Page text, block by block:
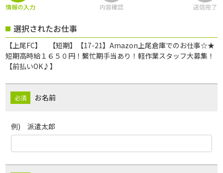
情報の入力 内容確認 送信完了
選択されたお仕事
【上尾FC】 【短期】【17-21】Amazon上尾倉庫でのお仕事☆★
短期高時給１６５０円！繫忙期手当あり！軽作業スタッフ大募集！
【前払いOK♪】
お名前
例) 派遣太郎